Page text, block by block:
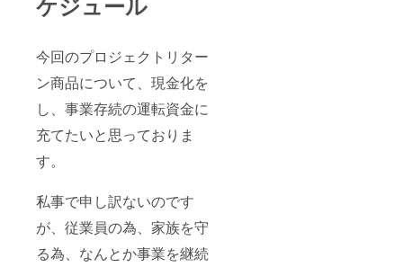
今回のプロジェクトリター
ン商品について、現金化を
し、事業存続の運転資金に
充てたいと思っておりま
す。
私事で申し訳ないのです
が、従業員の為、家族を守
る為、なんとか事業を継続